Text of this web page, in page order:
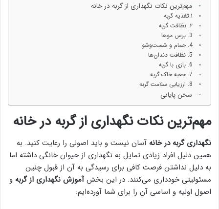
مهم‌ترین نکات نگهداری از گربه در خانه
۱.تغذیه گربه
۲. نظافت گربه
3. برس موها
4. حمام و شست‌وشو
5. نظافت دندان‌ها
6. بازی با گربه
7. جعبه خاک گربه
8. ارزیابی سلامت گربه
سخن پایانی
مهم‌ترین نکات نگهداری از گربه در خانه
نگهداری گربه در خانه آسان نیست و باید اصولی را رعایت کنید. به
همین دلیل افراد زیادی تمایل به نگهداری از حیوان خانگی داشته اما
به دلیل نداشتن فرصت کافی برای رسیدگی به آن از قبول چنین
مسئولیتی خودداری می‌کنند. در این بخشآموزش نگهداری از گربه و
اصول اولیه و اساسی آن را برای شما آورده‌ایم: